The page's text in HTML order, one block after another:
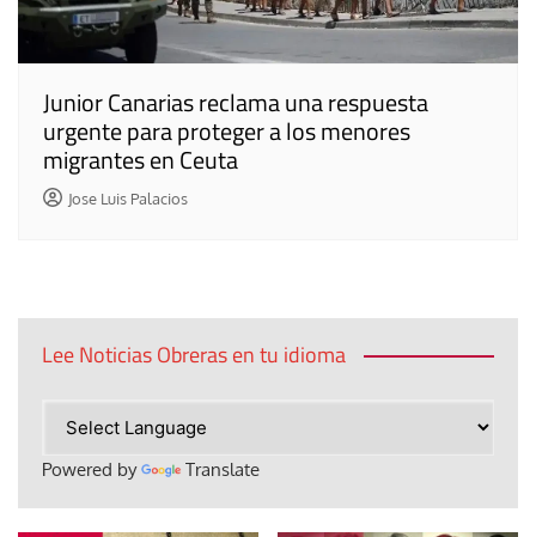
Junior Canarias reclama una respuesta
urgente para proteger a los menores
migrantes en Ceuta
Jose Luis Palacios
Lee Noticias Obreras en tu idioma
Powered by Translate